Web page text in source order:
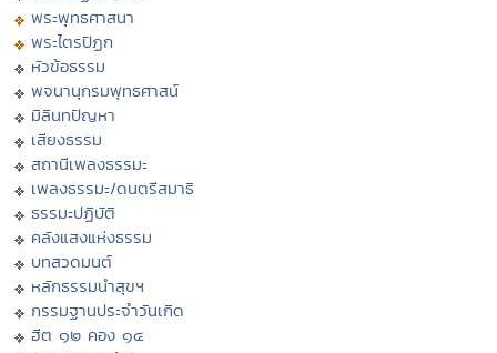
พระพุทธศาสนา
พระไตรปิฏก
หัวข้อธรรม
พจนานุกรมพุทธศาสน์
มิลินทปัญหา
เสียงธรรม
สถานีเพลงธรรมะ
เพลงธรรมะ/ดนตรีสมาธิ
ธรรมะปฏิบัติ
คลังแสงแห่งธรรม
บทสวดมนต์
หลักธรรมนำสุขฯ
กรรมฐานประจำวันเกิด
ฮีต ๑๒ คอง ๑๔